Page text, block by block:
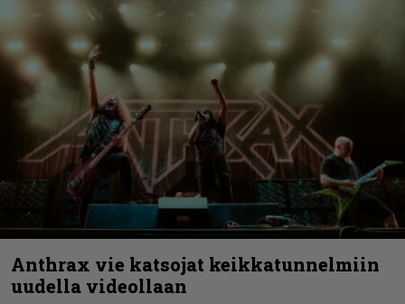
Anthrax vie katsojat keikkatunnelmiin
uudella videollaan